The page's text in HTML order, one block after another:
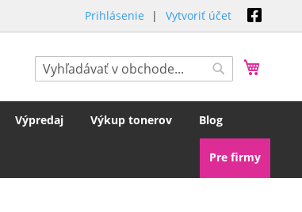
Prihlásenie Vytvoriť účet
Hľadať
Výpredaj Výkup tonerov Blog
Pre firmy